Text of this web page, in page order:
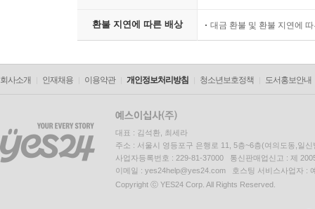
환불 지연에 따른 배상 대금 환불 및 환불 지연에
회사소개 인재채용 이용약관 개인정보처리방침 청소년보호정책 도서홍보안내
대표 : 김석환, 최세라
주소 : 서울시 영등포구 은행로 11, 5층~6층(여의도동,일신
사업자등록번호 : 229-81-37000 통신판매업신고 : 제
이메일 : yes24help@yes24.com 호스팅 서비스사업자 :
Copyright ⓒ YES24 Corp. All Rights Reserved.